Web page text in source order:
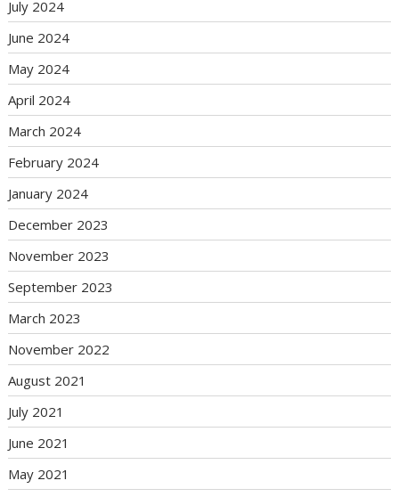
July 2024
June 2024
May 2024
April 2024
March 2024
February 2024
January 2024
December 2023
November 2023
September 2023
March 2023
November 2022
August 2021
July 2021
June 2021
May 2021